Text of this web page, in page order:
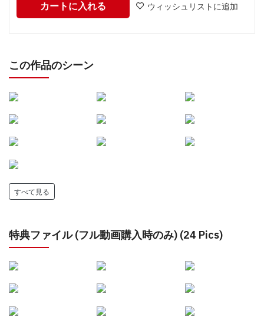
カートに入れる ウィッシュリストに追加
この作品のシーン
すべて見る
特典ファイル (フル動画購入時のみ) (24 Pics)